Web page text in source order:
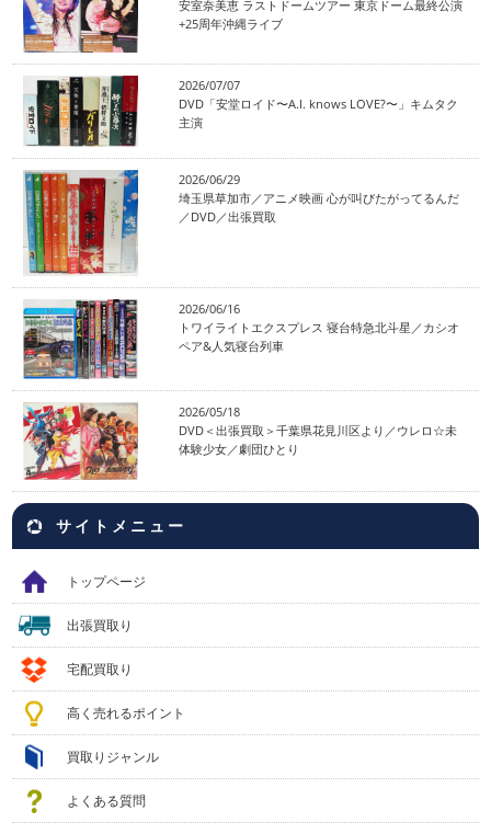
安室奈美恵 ラストドームツアー 東京ドーム最終公演
+25周年沖縄ライブ
2026/07/07
DVD「安堂ロイド〜A.I. knows LOVE?〜」キムタク
主演
2026/06/29
埼玉県草加市／アニメ映画 心が叫びたがってるんだ
／DVD／出張買取
2026/06/16
トワイライトエクスプレス 寝台特急北斗星／カシオ
ペア&人気寝台列車
2026/05/18
DVD＜出張買取＞千葉県花見川区より／ウレロ☆未
体験少女／劇団ひとり
サイトメニュー
トップページ
出張買取り
宅配買取り
高く売れるポイント
買取りジャンル
よくある質問